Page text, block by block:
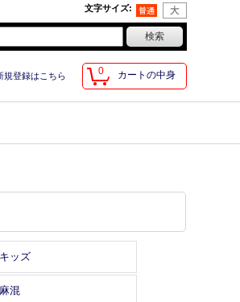
文字サイズ:
0 カートの中身
規登録はこちら
キッズ
麻混